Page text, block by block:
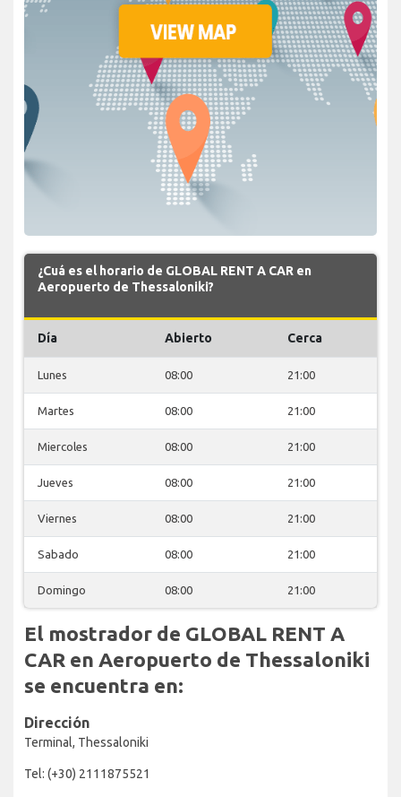
¿Cuá es el horario de GLOBAL RENT A CAR en
Aeropuerto de Thessaloniki?
Día Abierto Cerca
Lunes 08:00 21:00
Martes 08:00 21:00
Miercoles 08:00 21:00
Jueves 08:00 21:00
Viernes 08:00 21:00
Sabado 08:00 21:00
Domingo 08:00 21:00
El mostrador de GLOBAL RENT A
CAR en Aeropuerto de Thessaloniki
se encuentra en:
Dirección
Terminal, Thessaloniki
Tel: (+30) 2111875521